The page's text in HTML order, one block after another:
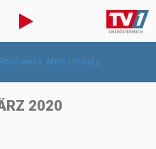
2020